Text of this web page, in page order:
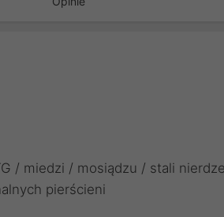
/ miedzi / mosiądzu / stali
pierścieni